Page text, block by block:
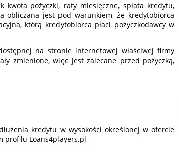
pożyczki, raty miesięczne, spłata kredytu,
obliczana jest pod warunkiem, że kredytobiorca
którą kredytobiorca płaci pożyczkodawcy w
na stronie internetowej właściwej firmy
zmienione, więc jest zalecane przed pożyczką,
kredytu w wysokości określonej w ofercie
profilu Loans4players.pl